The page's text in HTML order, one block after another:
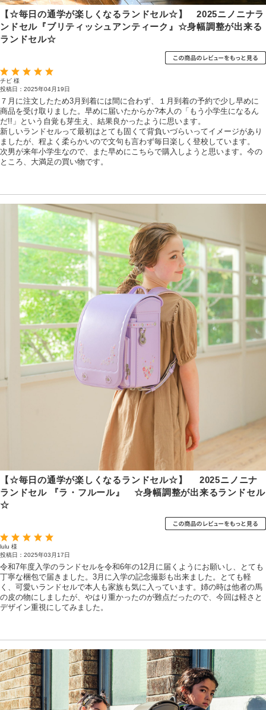
【☆毎日の通学が楽しくなるランドセル☆】 2025ニノニナラ
ンドセル『ブリティッシュアンティーク』☆身幅調整が出来る
ランドセル☆
チビ 様
投稿日：2025年04月19日
７月に注文したため3月到着には間に合わず、１月到着の予約で少し早めに
商品を受け取りました。早めに届いたからか?本人の「もう小学生になるん
だ!!」という自覚も芽生え、結果良かったように思います。
新しいランドセルって最初はとても固くて背負いづらいってイメージがあり
ましたが、程よく柔らかいので文句も言わず毎日楽しく登校しています。
次男が来年小学生なので、また早めにこちらで購入しようと思います。今の
ところ、大満足の買い物です。
【☆毎日の通学が楽しくなるランドセル☆】 2025ニノニナ
ランドセル 『ラ・フルール』 ☆身幅調整が出来るランドセル
☆
lulu 様
投稿日：2025年03月17日
令和7年度入学のランドセルを令和6年の12月に届くようにお願いし、とても
丁寧な梱包で届きました。3月に入学の記念撮影も出来ました。とても軽
く、可愛いランドセルで本人も家族も気に入っています。姉の時は他者の馬
の皮の物にしましたが、やはり重かったのが難点だったので、今回は軽さと
デザイン重視にしてみました。